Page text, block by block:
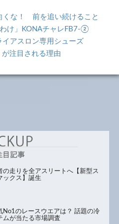
くな！ 前を追い続けること
け」KONAチャレFB7-②
アスロン専用シューズ
が注目される理由
の走りを全アスリートへ【新型ス
ックス】誕生
No1のレースウエアは？ 話題の冷
ムが当たる市場調査